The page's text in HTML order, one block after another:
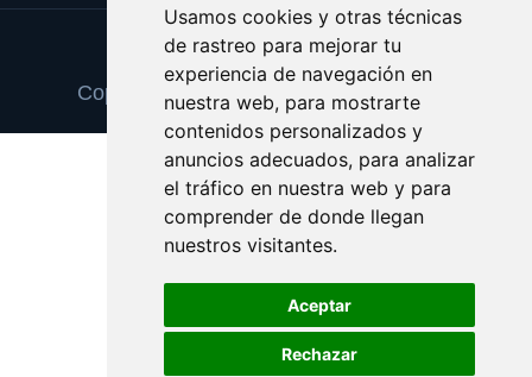
Usamos cookies y otras técnicas
de rastreo para mejorar tu
experiencia de navegación en
nuestra web, para mostrarte
contenidos personalizados y
anuncios adecuados, para analizar
el tráfico en nuestra web y para
comprender de donde llegan
nuestros visitantes.
Aceptar
Rechazar
Update cookies preferences
Copyright © 2025 cepillointerdental.com